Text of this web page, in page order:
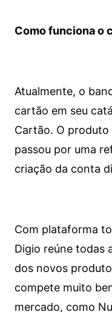
Como funciona o
Atualmente, o
cartão em seu
Cartão. O produto
passou por uma
criação da conta
Com plataforma
Digio reúne todas
dos novos
compete muito
mercado, como